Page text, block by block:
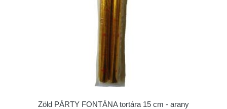
Zöld PÁRTY FONTÁNA tortára 15 cm - arany